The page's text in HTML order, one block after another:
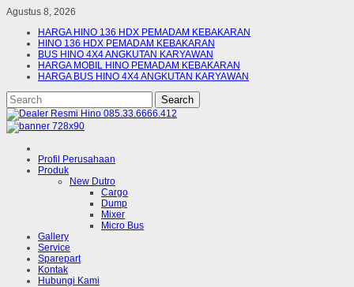
Agustus 8, 2026
HARGA HINO 136 HDX PEMADAM KEBAKARAN
HINO 136 HDX PEMADAM KEBAKARAN
BUS HINO 4X4 ANGKUTAN KARYAWAN
HARGA MOBIL HINO PEMADAM KEBAKARAN
HARGA BUS HINO 4X4 ANGKUTAN KARYAWAN
Profil Perusahaan
Produk
New Dutro
Cargo
Dump
Mixer
Micro Bus
Gallery
Service
Sparepart
Kontak
Hubungi Kami